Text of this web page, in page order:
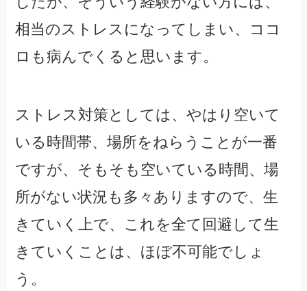
相当のストレスになってしまい、ココ
ロも病んでくると思います。
ストレス対策としては、やはり空いて
いる時間帯、場所をねらうことが一番
ですが、そもそも空いている時間、場
所がない状況も多々ありますので、生
きていく上で、これを全て回避して生
きていくことは、ほぼ不可能でしょ
う。